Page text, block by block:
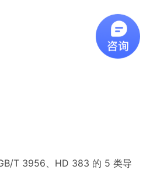
T 3956、HD 383 的 5 类导